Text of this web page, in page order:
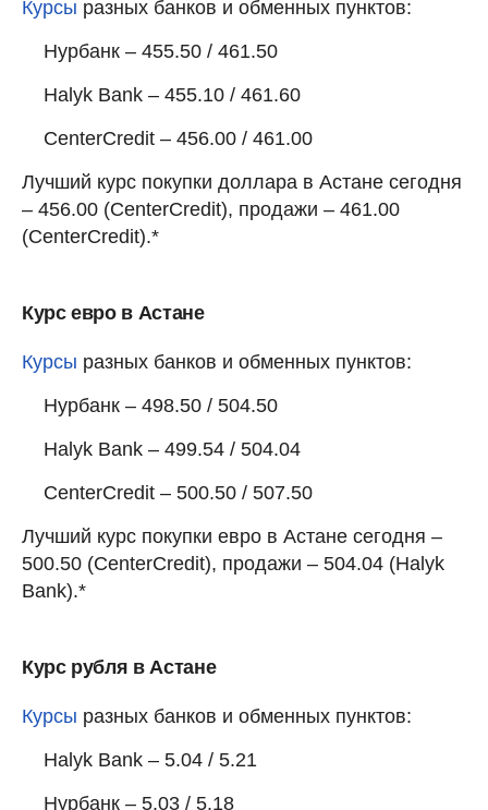
Курсы разных банков и обменных пунктов:
Нурбанк – 455.50 / 461.50
Halyk Bank – 455.10 / 461.60
CenterCredit – 456.00 / 461.00
Лучший курс покупки доллара в Астане сегодня
– 456.00 (CenterCredit), продажи – 461.00
(CenterCredit).*
Курс евро в Астане
Курсы разных банков и обменных пунктов:
Нурбанк – 498.50 / 504.50
Halyk Bank – 499.54 / 504.04
CenterCredit – 500.50 / 507.50
Лучший курс покупки евро в Астане сегодня –
500.50 (CenterCredit), продажи – 504.04 (Halyk
Bank).*
Курс рубля в Астане
Курсы разных банков и обменных пунктов:
Halyk Bank – 5.04 / 5.21
Нурбанк – 5.03 / 5.18